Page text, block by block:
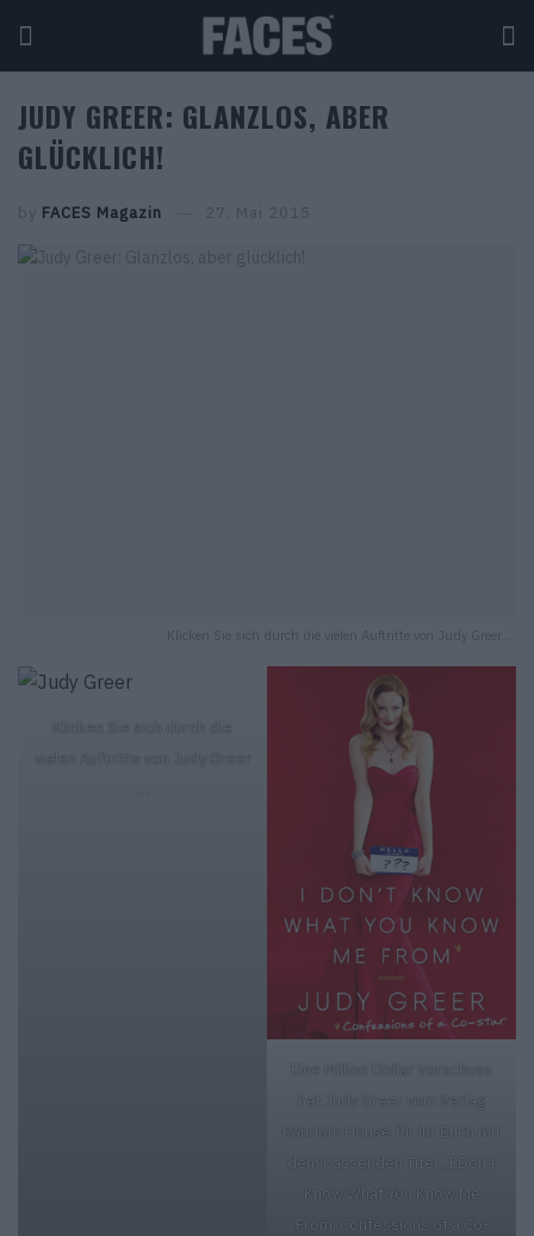
JUDY GREER: GLANZLOS, ABER
GLÜCKLICH!
by FACES Magazin 27. Mai 2015
Klicken Sie sich durch die vielen Auftritte von Judy Greer ...
hat Judy Greer vom Verlag
Random House für ihr Buch mit
dem passenden Titel „I Don’t
Know What You Know Me
From: Confessions of a Co-